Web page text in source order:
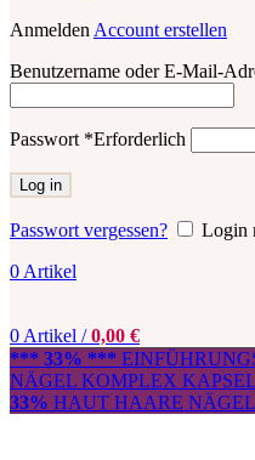
Anmelden Account erstellen
Benutzername oder E-Mail-
Passwort *Erforderlich
Log in
Passwort vergessen?
Login
0 Artikel
0 Artikel / 0,00 €
*** 33% ***
NÄGEL KOMPLEX
33% HAUT HAARE